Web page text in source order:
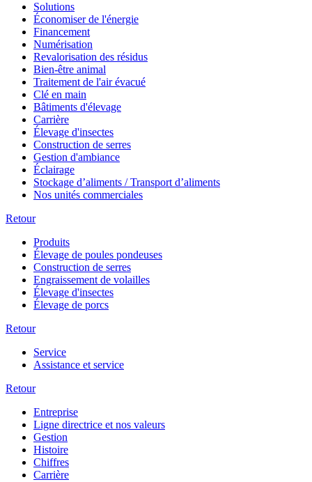
Solutions
Économiser de l'énergie
Financement
Numérisation
Revalorisation des résidus
Bien-être animal
Traitement de l'air évacué
Clé en main
Bâtiments d'élevage
Carrière
Élevage d'insectes
Construction de serres
Gestion d'ambiance
Éclairage
Stockage d’aliments / Transport d’aliments
Nos unités commerciales
Retour
Produits
Élevage de poules pondeuses
Construction de serres
Engraissement de volailles
Élevage d'insectes
Élevage de porcs
Retour
Service
Assistance et service
Retour
Entreprise
Ligne directrice et nos valeurs
Gestion
Histoire
Chiffres
Carrière